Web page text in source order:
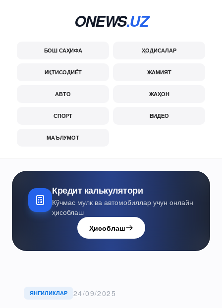
ONEWS.UZ
БОШ САҲИФА ҲОДИСАЛАР
ИҚТИСОДИЁТ ЖАМИЯТ
АВТО ЖАҲОН
СПОРТ ВИДЕО
МАЪЛУМОТ
Кредит калькулятори
Кўчмас мулк ва автомобиллар учун онлайн
ҳисоблаш
Ҳисоблаш
ЯНГИЛИКЛАР 24/09/2025